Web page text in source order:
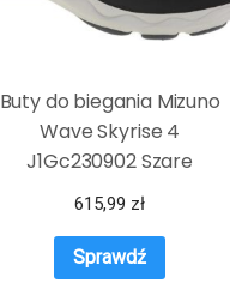
Buty do biegania Mizuno
Wave Skyrise 4
J1Gc230902 Szare
615,99 zł
Sprawdź